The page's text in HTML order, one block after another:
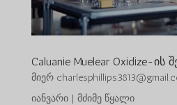
Caluanie Muelear Oxidize-ის
მიერ
იანვარი| მძიმე წყალი